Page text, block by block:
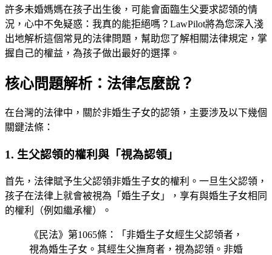
許多未婚媽媽在孩子出生後，可能會面臨生父要求認領的情
況，心中不免疑惑：我真的能拒絕嗎？LawPilot將為您深入淺
出地解析這個常見的法律問題，幫助您了解相關法律規定，掌
握自己的權益，為孩子做出最好的選擇。
核心問題解析：法律怎麼說？
在台灣的法律中，關於非婚生子女的認領，主要涉及以下幾個
關鍵法條：
1. 生父認領的權利與「視為認領」
首先，法律賦予生父認領非婚生子女的權利。一旦生父認領，
孩子在法律上就會被視為「婚生子女」，享有與婚生子女相同
的權利（例如繼承權）。
《民法》第1065條：「非婚生子女經生父認領者，
視為婚生子女。其經生父撫育者，視為認領。非婚